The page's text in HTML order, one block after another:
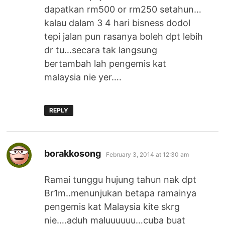
dapatkan rm500 or rm250 setahun…
kalau dalam 3 4 hari bisness dodol
tepi jalan pun rasanya boleh dpt lebih
dr tu…secara tak langsung
bertambah lah pengemis kat
malaysia nie yer….
REPLY
borakkosong says:
February 3, 2014 at 12:30 am
Ramai tunggu hujung tahun nak dpt
Br1m..menunjukan betapa ramainya
pengemis kat Malaysia kite skrg
nie….aduh maluuuuuu…cuba buat